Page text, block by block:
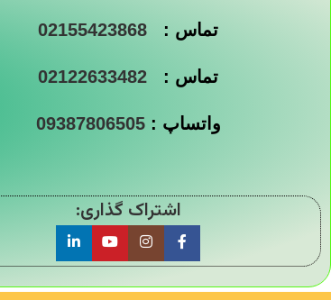
تماس : 02155423868
تماس : 02122633482
واتساپ :09387806505
اشتراک گذاری: